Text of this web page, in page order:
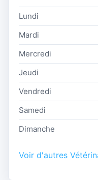
Lundi
Mardi
Mercredi
Jeudi
Vendredi
Samedi
Dimanche
Voir d'autres